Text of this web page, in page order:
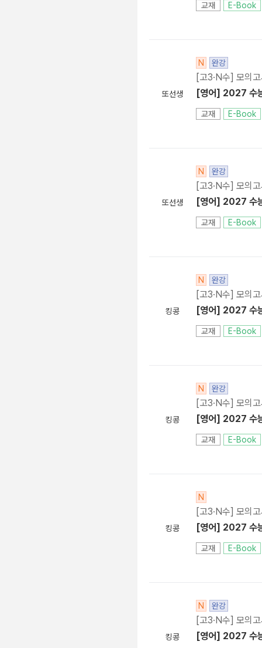
교재 E-Book
또선생
N 완강
[고3·N수] 모의
[영어] 2027 수
교재 E-Book
또선생
N 완강
[고3·N수] 모의
[영어] 2027 수
교재 E-Book
킹콩
N 완강
[고3·N수] 모의
[영어] 2027 수
교재 E-Book
킹콩
N 완강
[고3·N수] 모의
[영어] 2027 수
교재 E-Book
킹콩
N
[고3·N수] 모의
[영어] 2027 수
교재 E-Book
킹콩
N 완강
[고3·N수] 모의
[영어] 2027 수